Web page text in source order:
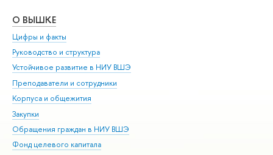
О ВЫШКЕ
Цифры и факты
Руководство и структура
Устойчивое развитие в НИУ ВШЭ
Преподаватели и сотрудники
Корпуса и общежития
Закупки
Обращения граждан в НИУ ВШЭ
Фонд целевого капитала